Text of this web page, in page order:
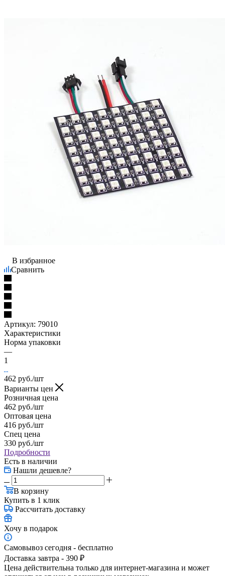
В избранное
Сравнить
Артикул: 79010
Характеристики
Норма упаковки
—
1
462 руб./шт
Варианты цен
Розничная цена
462 руб./шт
Оптовая цена
416 руб./шт
Спец цена
330 руб./шт
Подробности
Есть в наличии
Нашли дешевле?
В корзину
Купить в 1 клик
Рассчитать доставку
Хочу в подарок
Самовывоз сегодня - бесплатно
Доставка завтра - 390 ₽
Цена действительна только для интернет-магазина и может